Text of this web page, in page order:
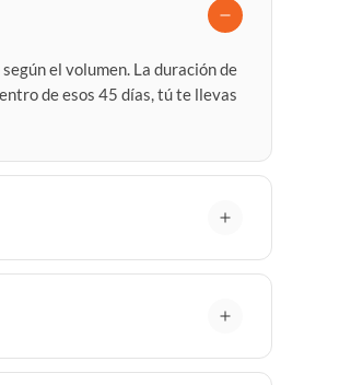
el volumen. La duración de
de esos 45 días, tú te llevas